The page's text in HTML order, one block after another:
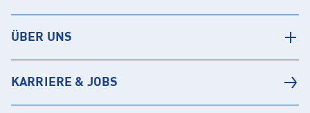
ÜBER UNS
KARRIERE & JOBS